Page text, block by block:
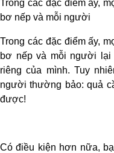
Trong các đặc điểm ấy,
bơ nếp và mỗi người
Trong các đặc điểm ấy,
bơ nếp và mỗi người
riêng của mình. Tuy
người thường bảo: quả
được!
Có điều kiện hơn nữa,